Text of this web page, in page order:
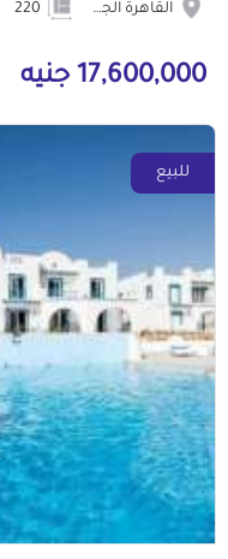
القاهرة الجديدة
17,600,000 جنيه
للبيع